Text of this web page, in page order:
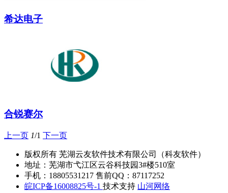
希达电子
合锐赛尔
上一页 1/1 下一页
版权所有 芜湖云友软件技术有限公司（科友软件）
地址：芜湖市弋江区云谷科技园3#楼510室
手机：18805531217 售前QQ：87117252
皖ICP备16008825号-1 技术支持 山河网络